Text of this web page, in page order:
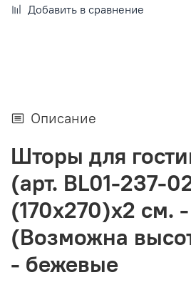
Добавить в сравнение
Описание
Шторы для
(арт. BL01-237-
(170х270)х2 см. -
(Возможна
- бежевые